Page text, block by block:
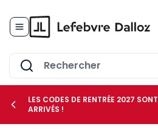
LES CODES DE RENTRÉE 2027 SONT
ARRIVÉS !